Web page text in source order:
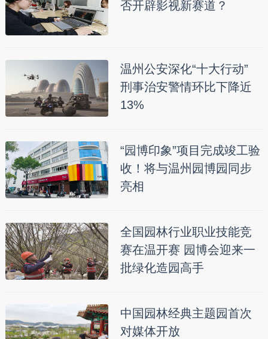
否开辟影视新赛道？
温州公安深化“十大行动”
刑事治安警情环比下降近
13%
“园博印象”项目完成竣工验
收！将与温州园博园同步
亮相
全国园林行业职业技能竞
赛在温开赛 园博会迎来一
批绿化造园高手
中国园林经典主题园首次
对媒体开放